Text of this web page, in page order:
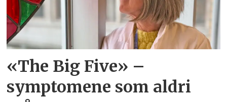
«The Big Five» –
symptomene som aldri